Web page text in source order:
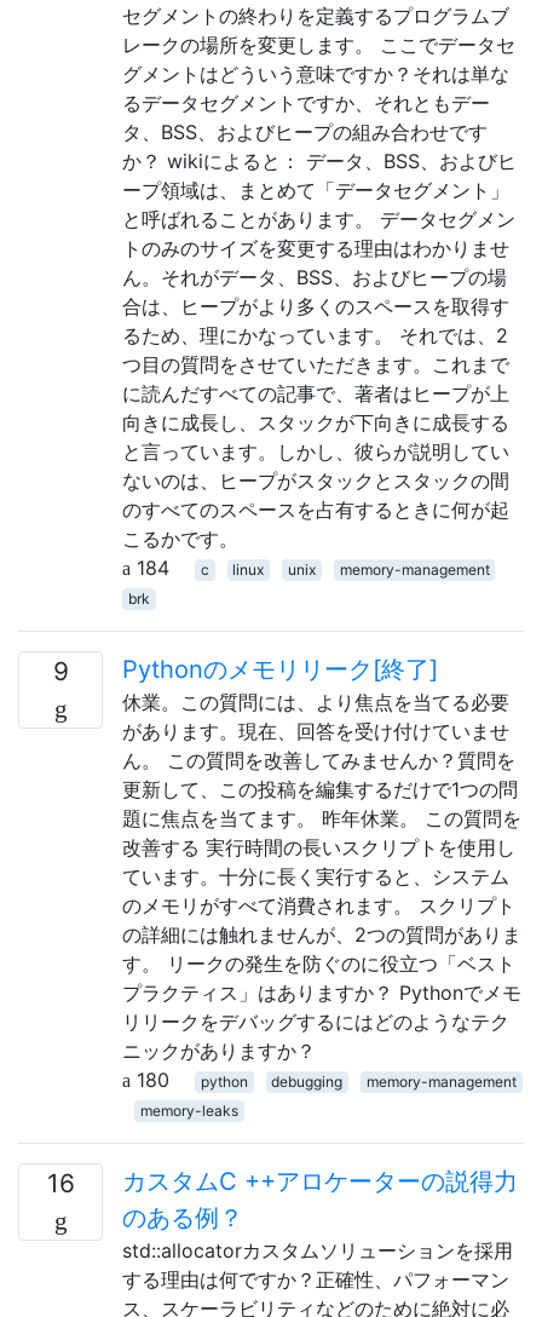
セグメントの終わりを定義するプログラムブ
レークの場所を変更します。 ここでデータセ
グメントはどういう意味ですか？それは単な
るデータセグメントですか、それともデー
タ、BSS、およびヒープの組み合わせです
か？ wikiによると： データ、BSS、およびヒ
ープ領域は、まとめて「データセグメント」
と呼ばれることがあります。 データセグメン
トのみのサイズを変更する理由はわかりませ
ん。それがデータ、BSS、およびヒープの場
合は、ヒープがより多くのスペースを取得す
るため、理にかなっています。 それでは、2
つ目の質問をさせていただきます。これまで
に読んだすべての記事で、著者はヒープが上
向きに成長し、スタックが下向きに成長する
と言っています。しかし、彼らが説明してい
ないのは、ヒープがスタックとスタックの間
のすべてのスペースを占有するときに何が起
こるかです。
184
c linux unix
memory-management
brk
9 Pythonのメモリリーク[終了]
休業。この質問には、より焦点を当てる必要
があります。現在、回答を受け付けていませ
ん。 この質問を改善してみませんか？質問を
更新して、この投稿を編集するだけで1つの問
題に焦点を当てます。 昨年休業。 この質問を
改善する 実行時間の長いスクリプトを使用し
ています。十分に長く実行すると、システム
のメモリがすべて消費されます。 スクリプト
の詳細には触れませんが、2つの質問がありま
す。 リークの発生を防ぐのに役立つ「ベスト
プラクティス」はありますか？ Pythonでメモ
リリークをデバッグするにはどのようなテク
ニックがありますか？
180
python debugging
memory-management
memory-leaks
16
カスタムC ++アロケーターの説得力
のある例？
std::allocatorカスタムソリューションを採用
する理由は何ですか？正確性、パフォーマン
ス、スケーラビリティなどのために絶対に必